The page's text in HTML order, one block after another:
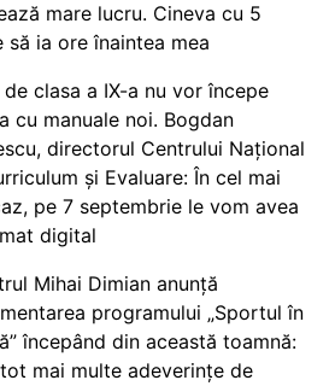
mare lucru. Cineva cu 5
să ia ore înaintea mea
de clasa a IX-a nu vor începe
cu manuale noi. Bogdan
directorul Centrului Național
și Evaluare: În cel mai
pe 7 septembrie le vom avea
digital
Mihai Dimian anunță
programului „Sportul în
începând din această toamnă:
mai multe adeverințe de